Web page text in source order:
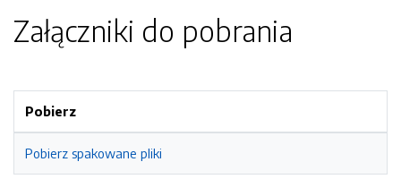
Załączniki do pobrania
Pobierz
Pobierz spakowane pliki